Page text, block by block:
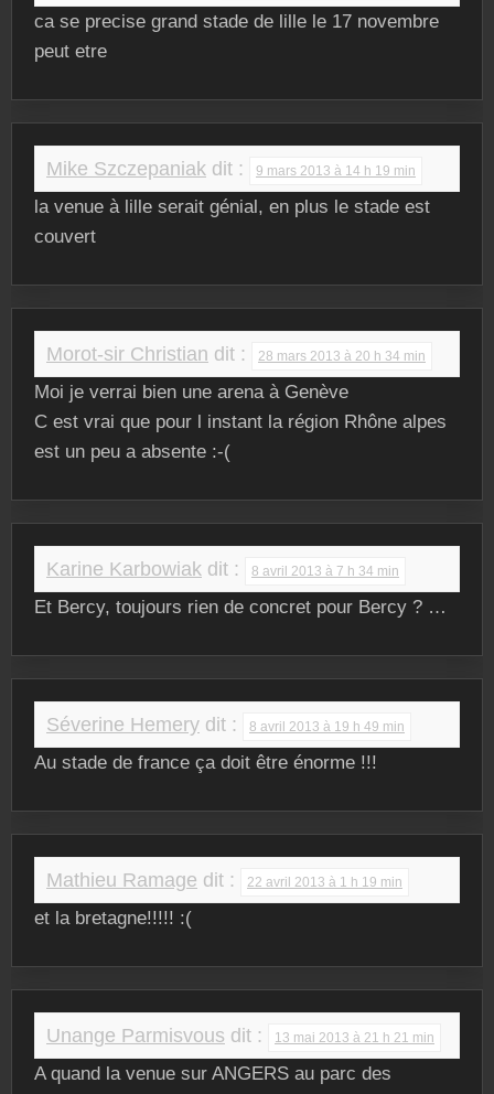
ca se precise grand stade de lille le 17 novembre
peut etre
Mike Szczepaniak dit : 9 mars 2013 à 14 h 19 min
la venue à lille serait génial, en plus le stade est
couvert
Morot-sir Christian dit : 28 mars 2013 à 20 h 34 min
Moi je verrai bien une arena à Genève
C est vrai que pour l instant la région Rhône alpes
est un peu a absente :-(
Karine Karbowiak dit : 8 avril 2013 à 7 h 34 min
Et Bercy, toujours rien de concret pour Bercy ? …
Séverine Hemery dit : 8 avril 2013 à 19 h 49 min
Au stade de france ça doit être énorme !!!
Mathieu Ramage dit : 22 avril 2013 à 1 h 19 min
et la bretagne!!!!! :(
Unange Parmisvous dit : 13 mai 2013 à 21 h 21 min
A quand la venue sur ANGERS au parc des